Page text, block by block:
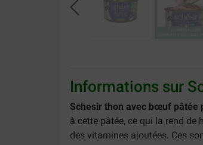
Informations sur
Schesir thon avec bœuf pâtée
à cette pâtée, ce qui la rend
des vitamines ajoutées. Ces